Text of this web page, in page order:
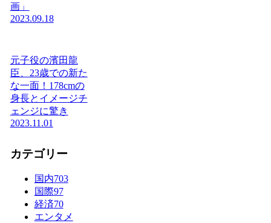
画」
2023.09.18
元子役の濱田龍
臣、23歳での新た
な一面！178cmの
身長とイメージチ
ェンジに驚き
2023.11.01
カテゴリー
国内703
国際97
経済70
エンタメ